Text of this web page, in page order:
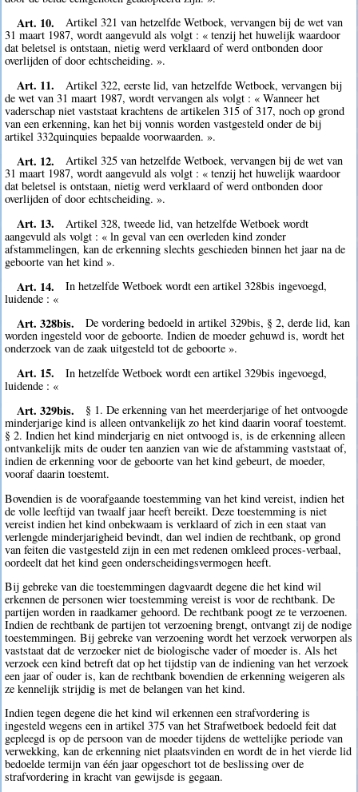
Art. 10.
Artikel 321 van hetzelfde Wetboek, vervangen bij de wet van
31 maart 1987, wordt aangevuld als volgt : « tenzij het huwelijk waardoor
dat beletsel is ontstaan, nietig werd verklaard of werd ontbonden door
overlijden of door echtscheiding. ».
Art. 11.
Artikel 322, eerste lid, van hetzelfde Wetboek, vervangen bij
de wet van 31 maart 1987, wordt vervangen als volgt : « Wanneer het
vaderschap niet vaststaat krachtens de artikelen 315 of 317, noch op grond
van een erkenning, kan het bij vonnis worden vastgesteld onder de bij
artikel 332quinquies bepaalde voorwaarden. ».
Art. 12.
Artikel 325 van hetzelfde Wetboek, vervangen bij de wet van
31 maart 1987, wordt aangevuld als volgt : « tenzij het huwelijk waardoor
dat beletsel is ontstaan, nietig werd verklaard of werd ontbonden door
overlijden of door echtscheiding. ».
Art. 13.
Artikel 328, tweede lid, van hetzelfde Wetboek wordt
aangevuld als volgt : « ln geval van een overleden kind zonder
afstammelingen, kan de erkenning slechts geschieden binnen het jaar na de
geboorte van het kind ».
Art. 14.
In hetzelfde Wetboek wordt een artikel 328bis ingevoegd,
luidende : «
Art. 328bis.
De vordering bedoeld in artikel 329bis, § 2, derde lid, kan
worden ingesteld voor de geboorte. Indien de moeder gehuwd is, wordt het
onderzoek van de zaak uitgesteld tot de geboorte ».
Art. 15.
In hetzelfde Wetboek wordt een artikel 329bis ingevoegd,
luidende : «
Art. 329bis.
§ 1. De erkenning van het meerderjarige of het ontvoogde
minderjarige kind is alleen ontvankelijk zo het kind daarin vooraf toestemt.
§ 2. Indien het kind minderjarig en niet ontvoogd is, is de erkenning alleen
ontvankelijk mits de ouder ten aanzien van wie de afstamming vaststaat of,
indien de erkenning voor de geboorte van het kind gebeurt, de moeder,
vooraf daarin toestemt.
Bovendien is de voorafgaande toestemming van het kind vereist, indien het
de volle leeftijd van twaalf jaar heeft bereikt. Deze toestemming is niet
vereist indien het kind onbekwaam is verklaard of zich in een staat van
verlengde minderjarigheid bevindt, dan wel indien de rechtbank, op grond
van feiten die vastgesteld zijn in een met redenen omkleed proces-verbaal,
oordeelt dat het kind geen onderscheidingsvermogen heeft.
Bij gebreke van die toestemmingen dagvaardt degene die het kind wil
erkennen de personen wier toestemming vereist is voor de rechtbank. De
partijen worden in raadkamer gehoord. De rechtbank poogt ze te verzoenen.
Indien de rechtbank de partijen tot verzoening brengt, ontvangt zij de nodige
toestemmingen. Bij gebreke van verzoening wordt het verzoek verworpen als
vaststaat dat de verzoeker niet de biologische vader of moeder is. Als het
verzoek een kind betreft dat op het tijdstip van de indiening van het verzoek
een jaar of ouder is, kan de rechtbank bovendien de erkenning weigeren als
ze kennelijk strijdig is met de belangen van het kind.
Indien tegen degene die het kind wil erkennen een strafvordering is
ingesteld wegens een in artikel 375 van het Strafwetboek bedoeld feit dat
gepleegd is op de persoon van de moeder tijdens de wettelijke periode van
verwekking, kan de erkenning niet plaatsvinden en wordt de in het vierde lid
bedoelde termijn van één jaar opgeschort tot de beslissing over de
strafvordering in kracht van gewijsde is gegaan.